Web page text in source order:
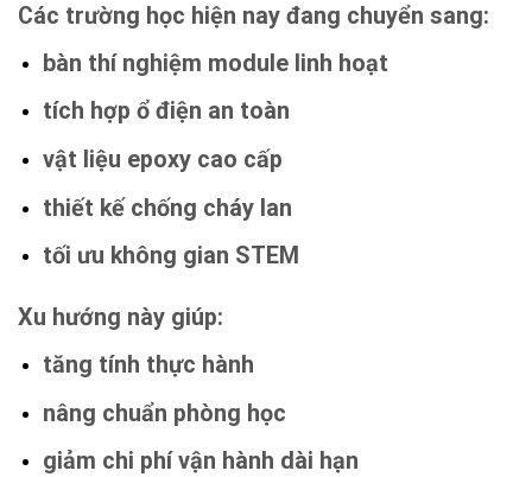
Các trường học hiện nay đang chuyển sang:
bàn thí nghiệm module linh hoạt
tích hợp ổ điện an toàn
vật liệu epoxy cao cấp
thiết kế chống cháy lan
tối ưu không gian STEM
Xu hướng này giúp:
tăng tính thực hành
nâng chuẩn phòng học
giảm chi phí vận hành dài hạn